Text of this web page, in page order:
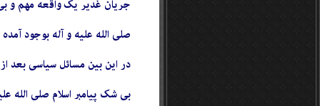
جریان غدیر یک واقعه مهم و بی
صلی الله علیه و آله بوجود
در این بین مسائل سیاسی بعد
بی شک پیامبر اسلام صلی الله